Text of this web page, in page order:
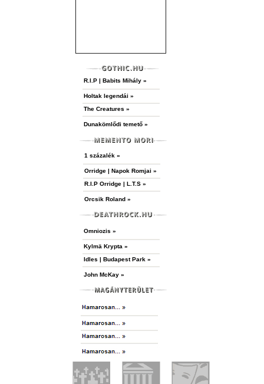
1. Részlet Georg Trakl "Egy fogoly feketerigó éneke" c.
2. Györffy Miklós: Utószó = Erdélyi Z. János: A halál hét
Trakl. – Bp.: Orpheusz, 199? – pp.131- 136
A hozzászóláshozregisztráció
R.I.P | Babits Mihály »
Holtak legendái »
The Creatures »
Dunakömlődi temető »
1 százalék »
Orridge | Napok Romjai »
R.I.P Orridge | L.T.S »
Orcsik Roland »
Omniozis »
Kylmä Krypta »
Idles | Budapest Park »
John McKay »